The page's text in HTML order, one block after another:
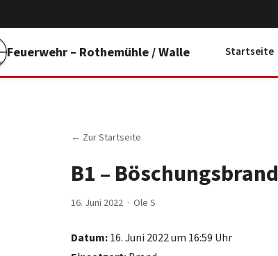
Feuerwehr – Rothemühle / Walle Startseite
← Zur Startseite
B1 – Böschungsbrand
16. Juni 2022 · Ole S
Datum:16. Juni 2022 um 16:59 Uhr